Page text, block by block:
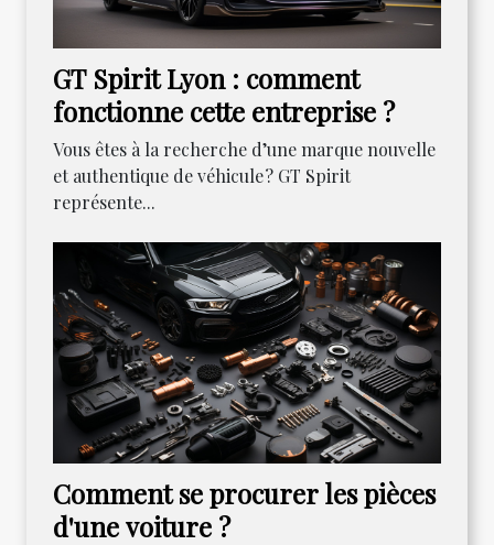
GT Spirit Lyon : comment
fonctionne cette entreprise ?
Vous êtes à la recherche d’une marque nouvelle
et authentique de véhicule ? GT Spirit
représente...
Comment se procurer les pièces
d'une voiture ?